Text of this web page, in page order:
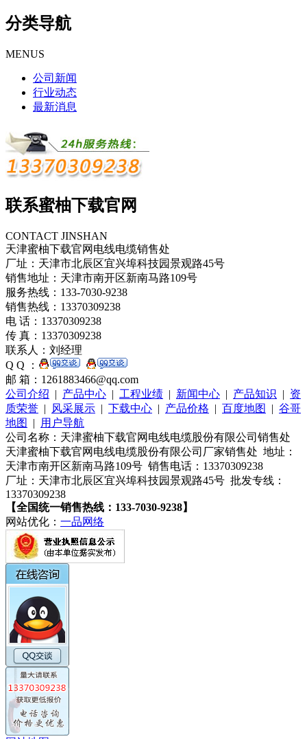
分类导航
MENUS
公司新闻
行业动态
最新消息
联系蜜柚下载官网
CONTACT JINSHAN
天津蜜柚下载官网电线电缆销售处
厂址：天津市北辰区宜兴埠科技园景观路45号
销售地址：天津市南开区新南马路109号
服务热线：133-7030-9238
销售热线：13370309238
电 话：13370309238
传 真：13370309238
联系人：刘经理
Q Q ：
邮 箱：1261883466@qq.com
公司介绍 | 产品中心 | 工程业绩 | 新闻中心 | 产品知识 | 资
质荣誉 | 风采展示 | 下载中心 | 产品价格 | 百度地图 | 谷哥
地图
|
用户导航
公司名称：天津蜜柚下载官网电线电缆股份有限公司销售处
天津蜜柚下载官网电线电缆股份有限公司厂家销售处 地址：
天津市南开区新南马路109号 销售电话：13370309238
厂址：天津市北辰区宜兴埠科技园景观路45号 批发专线：
13370309238
【全国统一销售热线：133-7030-9238】
网站优化： 一品网络